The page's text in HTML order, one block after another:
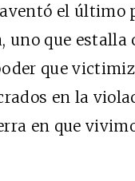
el último
uno que estalla
que
en la
en que
EDICIÓN ESPAÑA
SUSCRÍBETE